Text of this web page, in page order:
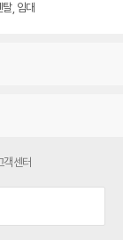
, 임대
객센터